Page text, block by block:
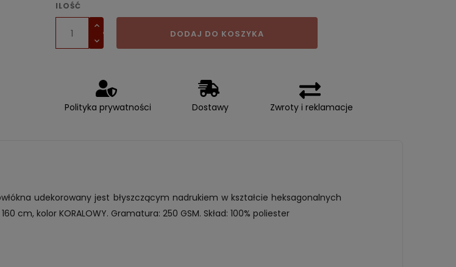
ILOŚĆ
DODAJ DO KOSZYKA
Polityka prywatności Dostawy Zwroty i reklamacje
udekorowany jest błyszczącym nadrukiem w kształcie heksagonalnych
cm, kolor KORALOWY. Gramatura: 250 GSM. Skład: 100% poliester